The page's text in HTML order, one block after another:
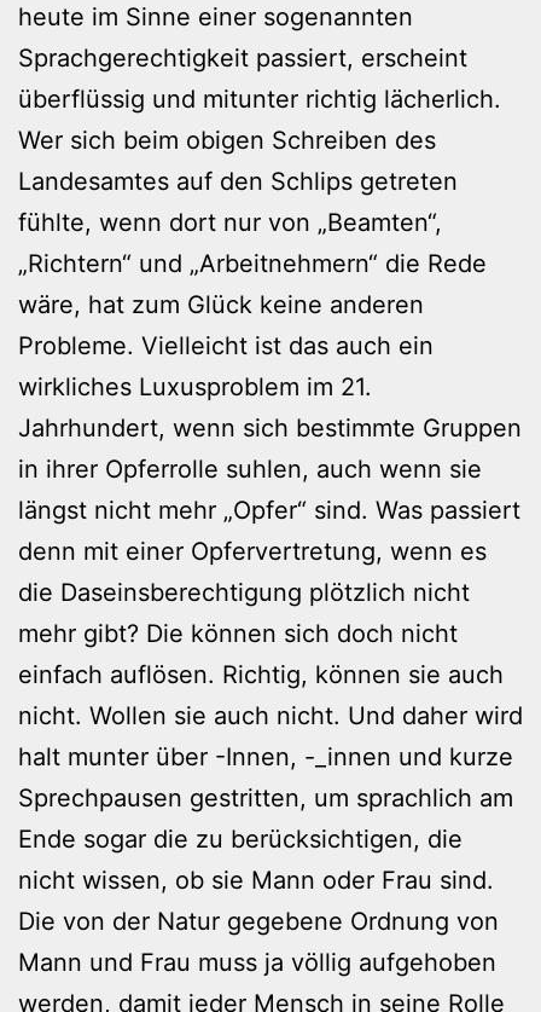
heute im Sinne einer sogenannten
Sprachgerechtigkeit passiert, erscheint
überflüssig und mitunter richtig lächerlich.
Wer sich beim obigen Schreiben des
Landesamtes auf den Schlips getreten
fühlte, wenn dort nur von „Beamten“,
„Richtern“ und „Arbeitnehmern“ die Rede
wäre, hat zum Glück keine anderen
Probleme. Vielleicht ist das auch ein
wirkliches Luxusproblem im 21.
Jahrhundert, wenn sich bestimmte Gruppen
in ihrer Opferrolle suhlen, auch wenn sie
längst nicht mehr „Opfer“ sind. Was passiert
denn mit einer Opfervertretung, wenn es
die Daseinsberechtigung plötzlich nicht
mehr gibt? Die können sich doch nicht
einfach auflösen. Richtig, können sie auch
nicht. Wollen sie auch nicht. Und daher wird
halt munter über -Innen, -_innen und kurze
Sprechpausen gestritten, um sprachlich am
Ende sogar die zu berücksichtigen, die
nicht wissen, ob sie Mann oder Frau sind.
Die von der Natur gegebene Ordnung von
Mann und Frau muss ja völlig aufgehoben
werden, damit jeder Mensch in seine Rolle